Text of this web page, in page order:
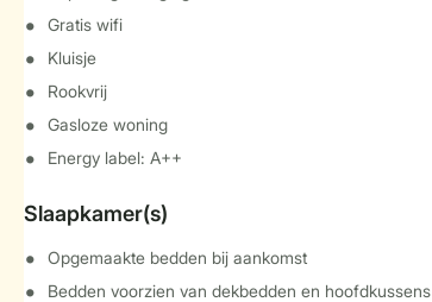
Gratis wifi
Kluisje
Rookvrij
Gasloze woning
Energy label: A++
Slaapkamer(s)
Opgemaakte bedden bij aankomst
Bedden voorzien van dekbedden en hoofdkussens